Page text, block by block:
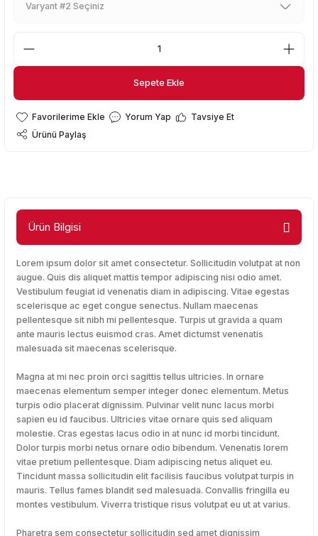
Sepete Ekle
Sepete Ekle
Yorum Yap
Tavsiye Et
Ürünü Paylaş
Ürün Bilgisi
Lorem ipsum dolor sit amet consectetur. Sollicitudin volutpat at non
augue. Quis dis aliquet mattis tempor adipiscing nisi odio amet.
Vestibulum feugiat id venenatis diam in adipiscing. Vitae egestas
scelerisque ac eget congue senectus. Nullam maecenas
pellentesque sit nibh mi pellentesque. Turpis ut gravida a quam
ante mauris lectus euismod cras. Amet dictumst venenatis
malesuada sit maecenas scelerisque.
Magna at mi nec proin orci sagittis tellus ultricies. In ornare
maecenas elementum semper integer donec elementum. Metus
turpis odio placerat dignissim. Pulvinar velit nunc lacus morbi
sapien eu id faucibus. Ultricies vitae ornare quis sed aliquam
molestie. Cras egestas lacus odio in at nunc id morbi tincidunt.
Dolor turpis morbi netus ornare odio bibendum. Venenatis lorem
vitae pretium pellentesque. Diam adipiscing netus aliquet eu.
Tincidunt massa sollicitudin elit facilisis faucibus volutpat turpis in
mauris. Tellus fames blandit sed malesuada. Convallis fringilla eu
montes vestibulum. Viverra tristique risus volutpat eu ut at varius.
Pharetra sem consectetur sollicitudin sed amet dignissim